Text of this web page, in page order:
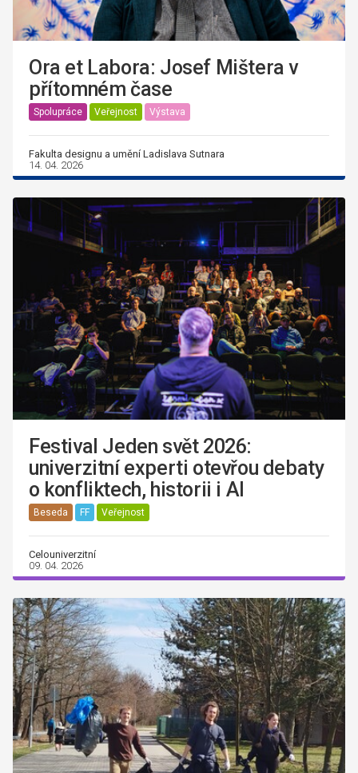
Ora et Labora: Josef Mištera v
přítomném čase
Spolupráce Veřejnost Výstava
Fakulta designu a umění Ladislava Sutnara
14. 04. 2026
Festival Jeden svět 2026:
univerzitní experti otevřou debaty
o konfliktech, historii i AI
Beseda FF Veřejnost
Celouniverzitní
09. 04. 2026